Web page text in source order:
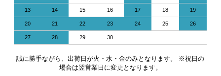
13 14 15 16 17 18 19
20 21 22 23 24 25 26
27 28 29 30
誠に勝手ながら、出荷日が火・水・金のみとなります。 ※祝日の
場合は翌営業日に変更となります。